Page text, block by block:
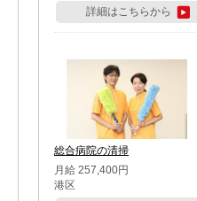
詳細はこちらから
総合病院の清掃
月給 257,400円
港区